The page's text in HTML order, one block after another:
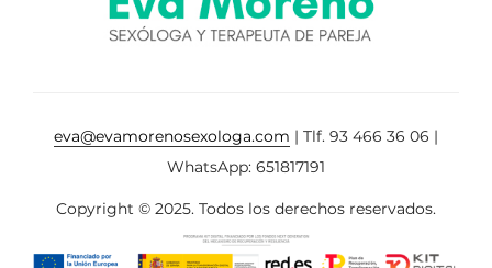
eva@evamorenosexologa.com | Tlf. 93 466 36 06 |
WhatsApp: 651817191
Copyright © 2025. Todos los derechos reservados.